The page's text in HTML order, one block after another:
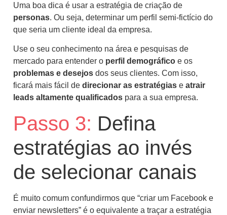
Uma boa dica é usar a estratégia de criação de
personas. Ou seja, determinar um perfil semi-fictício do
que seria um cliente ideal da empresa.
Use o seu conhecimento na área e pesquisas de
mercado para entender o perfil demográfico e os
problemas e desejos dos seus clientes. Com isso,
ficará mais fácil de direcionar as estratégias e atrair
leads altamente qualificados para a sua empresa.
Passo 3: Defina
estratégias ao invés
de selecionar canais
É muito comum confundirmos que “criar um Facebook e
enviar newsletters” é o equivalente a traçar a estratégia